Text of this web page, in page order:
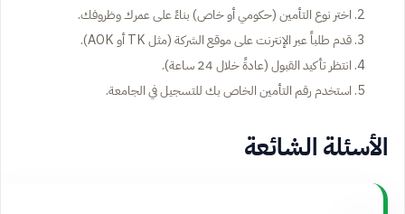
اختر نوع التأمين (حكومي أو خاص) بناءً على عمرك وظروفك.
قدم طلباً عبر الإنترنت على موقع الشركة (مثل TK أو AOK).
انتظر تأكيد القبول (عادةً خلال 24 ساعة).
استخدم رقم التأمين الخاص بك للتسجيل في الجامعة.
الأسئلة الشائعة